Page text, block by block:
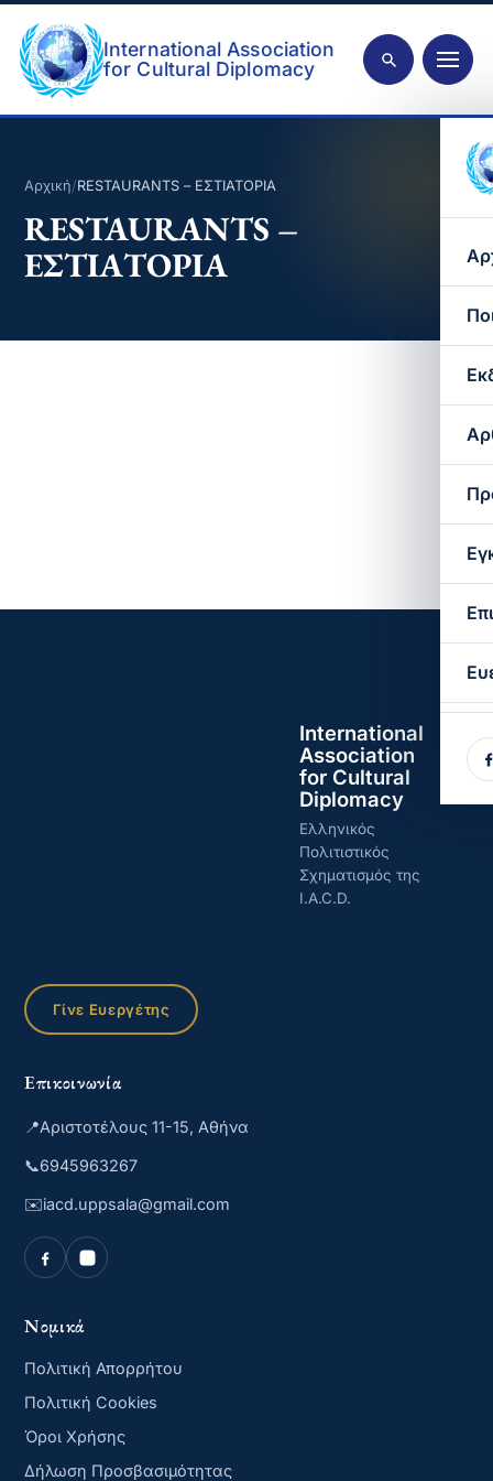
International Association
for Cultural Diplomacy
Αρχική/RESTAURANTS – ΕΣΤΙΑΤΟΡΙΑ
RESTAURANTS –
ΕΣΤΙΑΤΟΡΙΑ
International
Association
for Cultural
Diplomacy
Ελληνικός
Πολιτιστικός
Σχηματισμός της
I.A.C.D.
Γίνε Ευεργέτης
Επικοινωνία
📍Αριστοτέλους 11-15, Αθήνα
📞6945963267
✉️iacd.uppsala@gmail.com
Νομικά
Πολιτική Απορρήτου
Πολιτική Cookies
Όροι Χρήσης
Δήλωση Προσβασιμότητας